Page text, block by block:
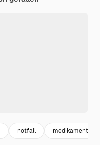
notfall medikamente